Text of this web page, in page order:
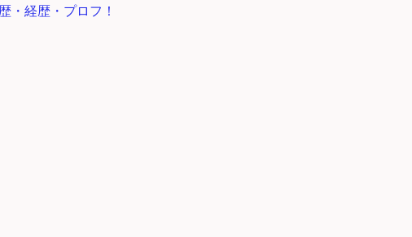
・経歴・プロフ！